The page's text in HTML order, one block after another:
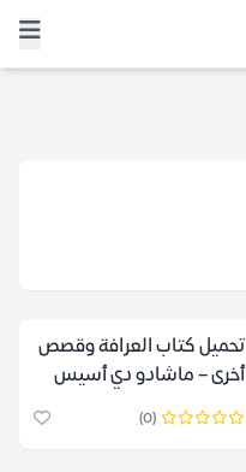
تحميل كتاب العرافة وقصص
أخرى – ماشادو دي أسيس
(0)